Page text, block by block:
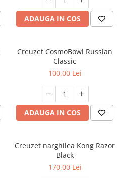
ADAUGA IN COS
Creuzet CosmoBowl Russian
Classic
100,00 Lei
ADAUGA IN COS
Creuzet narghilea Kong Razor
Black
170,00 Lei